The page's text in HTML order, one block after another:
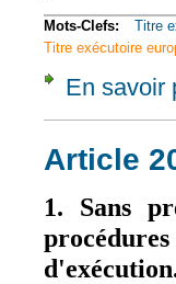
Mots-Clefs: Titre
Titre exécutoire
En savoir
Article
1. Sans